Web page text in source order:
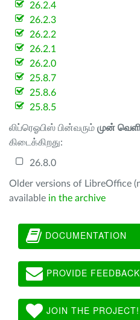
26.2.4
26.2.3
26.2.2
26.2.1
26.2.0
25.8.7
25.8.6
25.8.5
லிப்ரெஓபிஸ் பின்வரும் முன்
கிடைக்கிறது:
26.8.0
Older versions of LibreOffice
available in the archive
DOCUMENTATION
PROVIDE FEEDBACK
JOIN THE PROJECT!